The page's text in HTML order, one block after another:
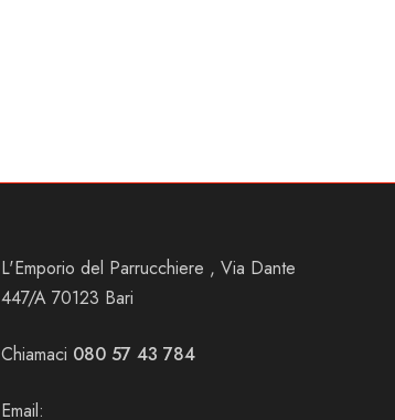
L'Emporio del Parrucchiere , Via Dante
447/A 70123 Bari
Chiamaci 080 57 43 784
Email: